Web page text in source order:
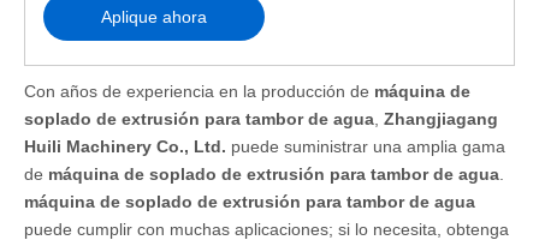
Aplique ahora
Con años de experiencia en la producción de máquina de
soplado de extrusión para tambor de agua Zhangjiagang
Huili Machinery Co., Ltd. puede suministrar una amplia gama
de máquina de soplado de extrusión para tambor de agua
máquina de soplado de extrusión para tambor de agua
puede cumplir con muchas aplicaciones; si lo necesita, obtenga